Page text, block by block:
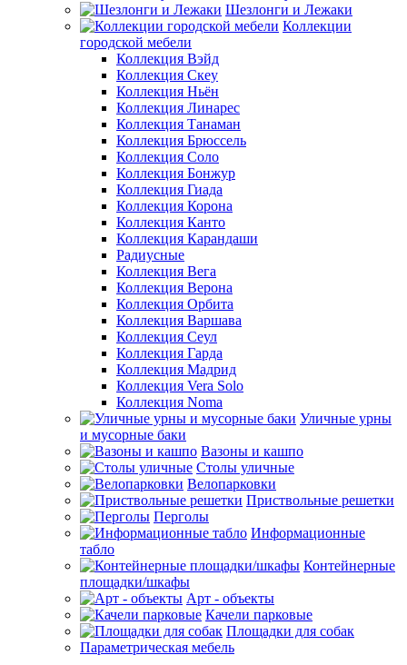
Шезлонги и Лежаки
Коллекции
городской мебели
Коллекция Вэйд
Коллекция Скеу
Коллекция Ньён
Коллекция Линарес
Коллекция Танаман
Коллекция Брюссель
Коллекция Соло
Коллекция Бонжур
Коллекция Гиада
Коллекция Корона
Коллекция Канто
Коллекция Карандаши
Радиусные
Коллекция Вега
Коллекция Верона
Коллекция Орбита
Коллекция Варшава
Коллекция Сеул
Коллекция Гарда
Коллекция Мадрид
Коллекция Vera Solo
Коллекция Noma
Уличные урны
и мусорные баки
Вазоны и кашпо
Столы уличные
Велопарковки
Приствольные решетки
Перголы
Информационные
табло
Контейнерные
площадки/шкафы
Арт - объекты
Качели парковые
Площадки для собак
Параметрическая мебель